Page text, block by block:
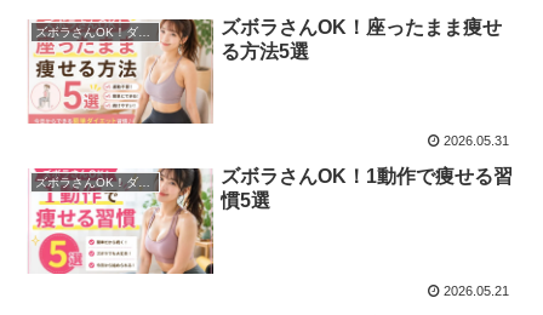
ズボラさんOK！ダイエット関連
ズボラさんOK！座ったまま痩せ
る方法5選
2026.05.31
ズボラさんOK！ダイエット関連
ズボラさんOK！1動作で痩せる習
慣5選
2026.05.21